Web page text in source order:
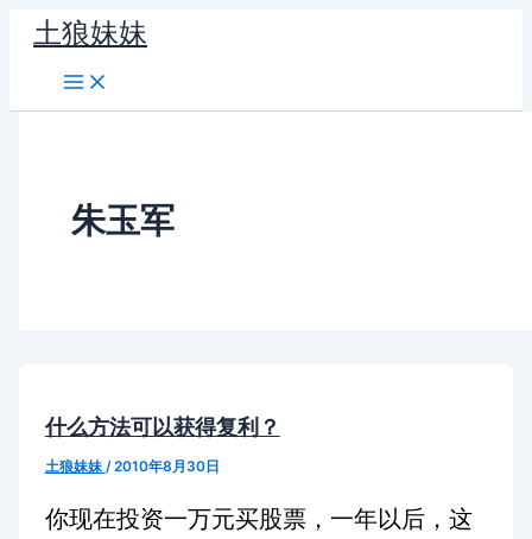
容
土狼妹妹
朱玉军
什么方法可以获得复利？
土狼妹妹 /2010年8月30日
你现在投资一万元买股票，一年以后，这